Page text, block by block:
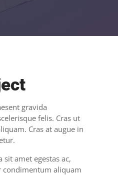
gravida
felis. Cras ut
Cras at augue in
amet egestas ac,
condimentum aliquam